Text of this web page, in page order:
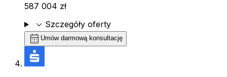
587 004 zł
expand_more Szczegóły oferty
calendar_month Umów darmową konsultację